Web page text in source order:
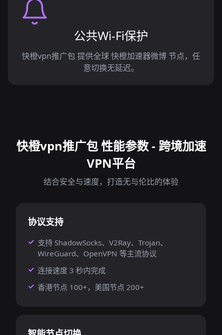
公共Wi-Fi保护
快橙vpn推广包 提供全球 快橙加速器微博 节点，任
意切换无延迟。
快橙vpn推广包 性能参数 - 跨境加速
VPN平台
结合安全与速度，打造无与伦比的体验
协议支持
支持 ShadowSocks、V2Ray、Trojan、
WireGuard、OpenVPN 等主流协议
连接速度 3 秒内完成
香港节点 100+，美国节点 200+